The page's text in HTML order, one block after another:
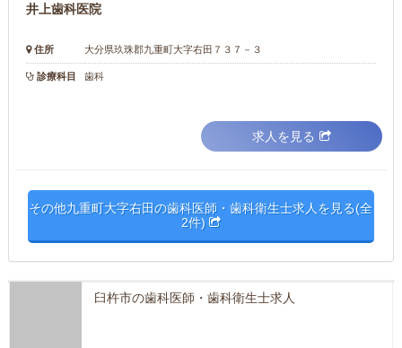
井上歯科医院
住所 大分県玖珠郡九重町大字右田７３７－３
診療科目 歯科
求人を見る
その他九重町大字右田の歯科医師・歯科衛生士求人を見る(全
2件)
臼杵市の歯科医師・歯科衛生士求人